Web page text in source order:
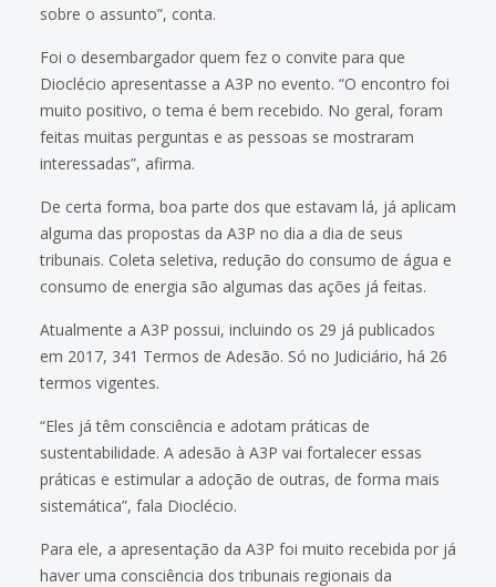
sobre o assunto”, conta.
Foi o desembargador quem fez o convite para que
Dioclécio apresentasse a A3P no evento. “O encontro foi
muito positivo, o tema é bem recebido. No geral, foram
feitas muitas perguntas e as pessoas se mostraram
interessadas”, afirma.
De certa forma, boa parte dos que estavam lá, já aplicam
alguma das propostas da A3P no dia a dia de seus
tribunais. Coleta seletiva, redução do consumo de água e
consumo de energia são algumas das ações já feitas.
Atualmente a A3P possui, incluindo os 29 já publicados
em 2017, 341 Termos de Adesão. Só no Judiciário, há 26
termos vigentes.
“Eles já têm consciência e adotam práticas de
sustentabilidade. A adesão à A3P vai fortalecer essas
práticas e estimular a adoção de outras, de forma mais
sistemática”, fala Dioclécio.
Para ele, a apresentação da A3P foi muito recebida por já
haver uma consciência dos tribunais regionais da